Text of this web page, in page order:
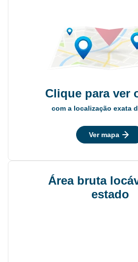
Clique para ver
com a localização exata
Ver mapa
Área bruta
estado